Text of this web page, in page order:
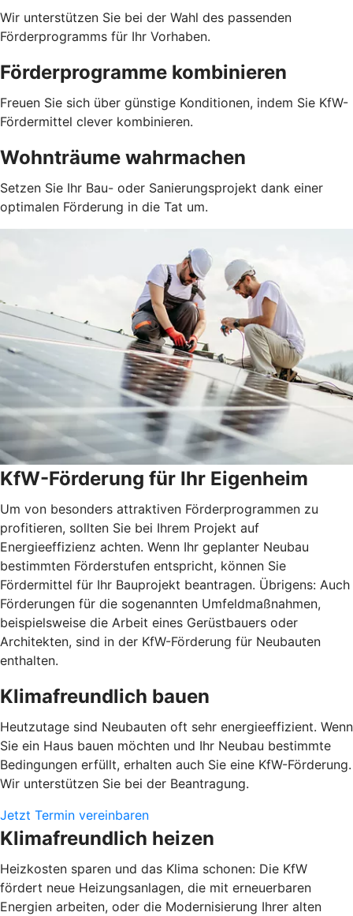
Wir unterstützen Sie bei der Wahl des passenden
Förderprogramms für Ihr Vorhaben.
Förderprogramme kombinieren
Freuen Sie sich über günstige Konditionen, indem Sie KfW-
Fördermittel clever kombinieren.
Wohnträume wahrmachen
Setzen Sie Ihr Bau- oder Sanierungsprojekt dank einer
optimalen Förderung in die Tat um.
KfW-Förderung für Ihr Eigenheim
Um von besonders attraktiven Förderprogrammen zu
profitieren, sollten Sie bei Ihrem Projekt auf
Energieeffizienz achten. Wenn Ihr geplanter Neubau
bestimmten Förderstufen entspricht, können Sie
Fördermittel für Ihr Bauprojekt beantragen. Übrigens: Auch
Förderungen für die sogenannten Umfeldmaßnahmen,
beispielsweise die Arbeit eines Gerüstbauers oder
Architekten, sind in der KfW-Förderung für Neubauten
enthalten.
Klimafreundlich bauen
Heutzutage sind Neubauten oft sehr energieeffizient. Wenn
Sie ein Haus bauen möchten und Ihr Neubau bestimmte
Bedingungen erfüllt, erhalten auch Sie eine KfW-Förderung.
Wir unterstützen Sie bei der Beantragung.
Jetzt Termin vereinbaren
Klimafreundlich heizen
Heizkosten sparen und das Klima schonen: Die KfW
fördert neue Heizungsanlagen, die mit erneuerbaren
Energien arbeiten, oder die Modernisierung Ihrer alten